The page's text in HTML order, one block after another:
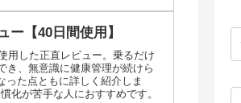
【40日間使用】
用した正直レビュー。乗るだけ
き、無意識に健康管理が続けら
った点ともに詳しく紹介しま
化が苦手な人におすすめです。